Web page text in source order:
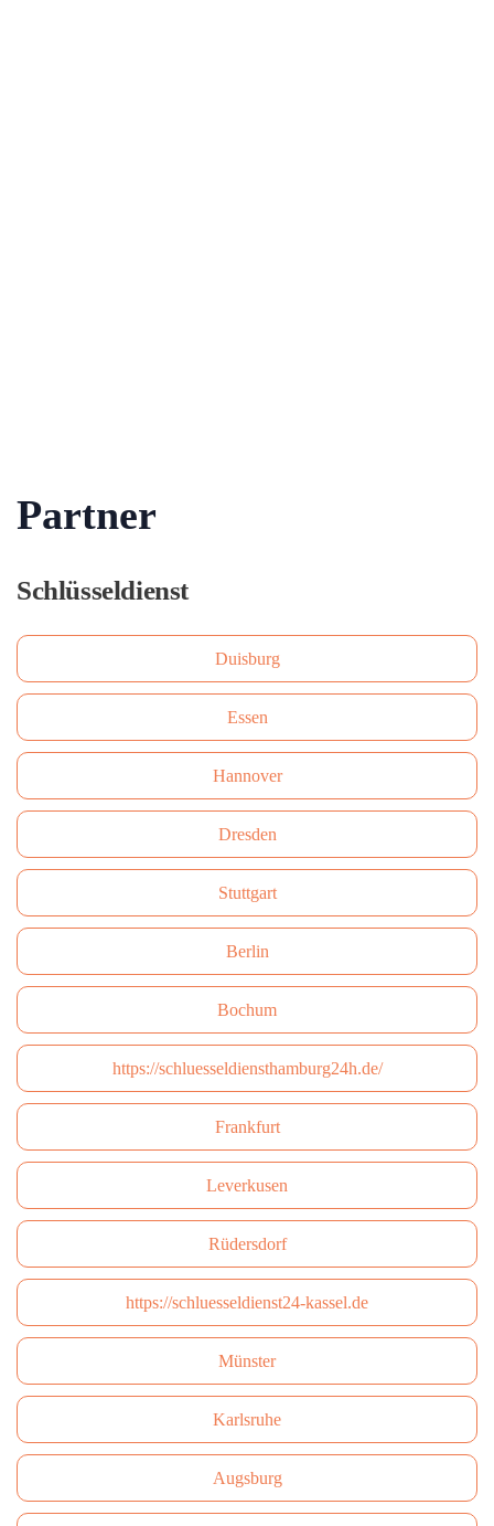
Partner
Schlüsseldienst
Duisburg
Essen
Hannover
Dresden
Stuttgart
Berlin
Bochum
https://schluesseldiensthamburg24h.de/
Frankfurt
Leverkusen
Rüdersdorf
https://schluesseldienst24-kassel.de
Münster
Karlsruhe
Augsburg